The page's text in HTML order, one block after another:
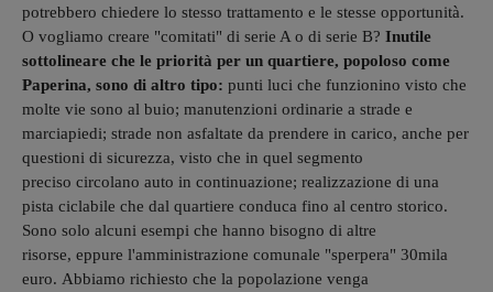
potrebbero chiedere lo stesso trattamento e le stesse opportunità.
O vogliamo creare "comitati" di serie A o di serie B? Inutile
sottolineare che le priorità per un quartiere, popoloso come
Paperina, sono di altro tipo: punti luci che funzionino visto che
molte vie sono al buio; manutenzioni ordinarie a strade e
marciapiedi; strade non asfaltate da prendere in carico, anche per
questioni di sicurezza, visto che in quel segmento
preciso circolano auto in continuazione; realizzazione di una
pista ciclabile che dal quartiere conduca fino al centro storico.
Sono solo alcuni esempi che hanno bisogno di altre
risorse, eppure l'amministrazione comunale "sperpera" 30mila
euro. Abbiamo richiesto che la popolazione venga